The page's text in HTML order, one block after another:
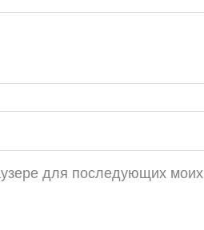
для последующих моих